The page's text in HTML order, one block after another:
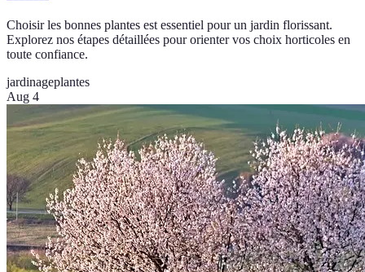
Choisir les bonnes plantes est essentiel pour un jardin florissant.
Explorez nos étapes détaillées pour orienter vos choix horticoles en
toute confiance.
jardinageplantes
Aug 4